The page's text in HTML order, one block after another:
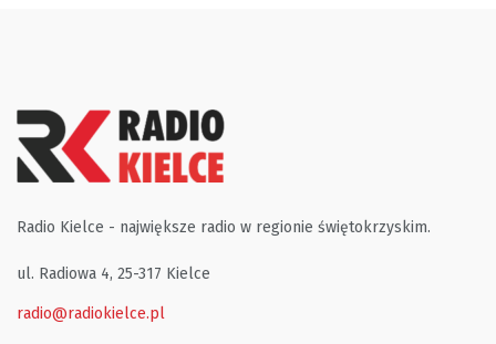
Radio Kielce - największe radio w regionie świętokrzyskim.
ul. Radiowa 4, 25-317 Kielce
radio@radiokielce.pl